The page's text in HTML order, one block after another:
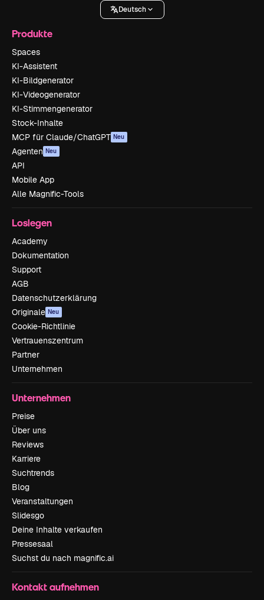
Deutsch
Produkte
Spaces
KI-Assistent
KI-Bildgenerator
KI-Videogenerator
KI-Stimmengenerator
Stock-Inhalte
MCP für Claude/ChatGPT Neu
Agenten Neu
API
Mobile App
Alle Magnific-Tools
Loslegen
Academy
Dokumentation
Support
AGB
Datenschutzerklärung
Originale Neu
Cookie-Richtlinie
Vertrauenszentrum
Partner
Unternehmen
Unternehmen
Preise
Über uns
Reviews
Karriere
Suchtrends
Blog
Veranstaltungen
Slidesgo
Deine Inhalte verkaufen
Pressesaal
Suchst du nach magnific.ai
Kontakt aufnehmen